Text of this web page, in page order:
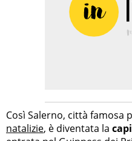
Così Salerno, città famosa
natalizie, è diventata la